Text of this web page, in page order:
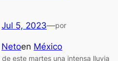
Jul 5, 2023—por
Netoen México
este martes una intensa lluvia